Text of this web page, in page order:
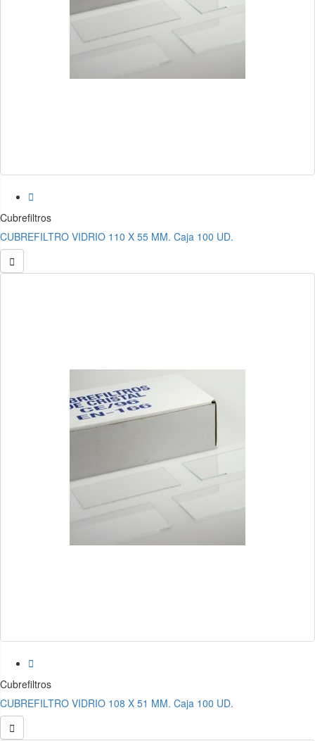

Cubrefiltros
CUBREFILTRO VIDRIO 110 X 55 MM. Caja 100 UD.


Cubrefiltros
CUBREFILTRO VIDRIO 108 X 51 MM. Caja 100 UD.
